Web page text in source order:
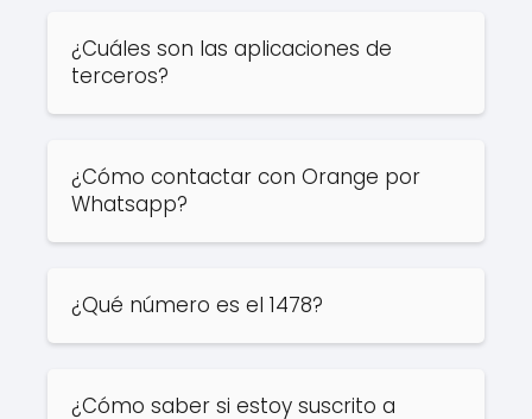
¿Cuáles son las aplicaciones de
terceros?
¿Cómo contactar con Orange por
Whatsapp?
¿Qué número es el 1478?
¿Cómo saber si estoy suscrito a